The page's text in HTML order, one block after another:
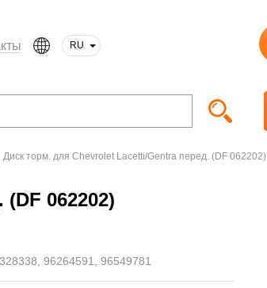
RU
Диск торм. для Chevrolet Lacetti/Gentra перед. (DF 062202)
062202)
96264591, 96549781